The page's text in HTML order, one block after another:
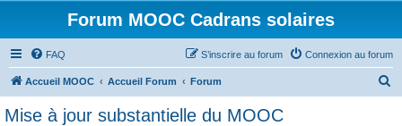
Forum MOOC Cadrans solaires
FAQ Connexion au forum
S’inscrire au forum
Accueil MOOC Accueil Forum Forum
Mise à jour substantielle du MOOC